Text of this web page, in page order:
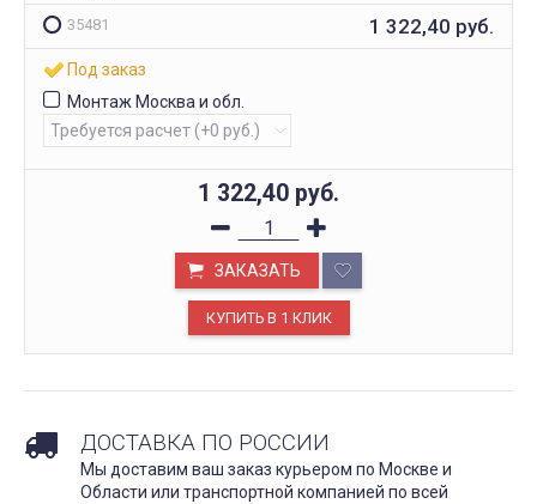
35481 1 322,40 руб.
Под заказ
Монтаж Москва и обл.
1 322,40 руб.
ЗАКАЗАТЬ
ДОСТАВКА ПО РОССИИ
Мы доставим ваш заказ курьером по Москве и
Области или транспортной компанией по всей